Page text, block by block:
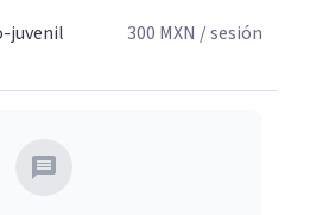
juvenil
300 MXN / sesión